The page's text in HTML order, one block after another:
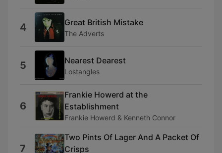
4 Great British Mistake
The Adverts
5 Nearest Dearest
Lostangles
6
Frankie Howerd at the
Establishment
Frankie Howerd & Kenneth Connor
7
Two Pints Of Lager And A Packet Of
Crisps